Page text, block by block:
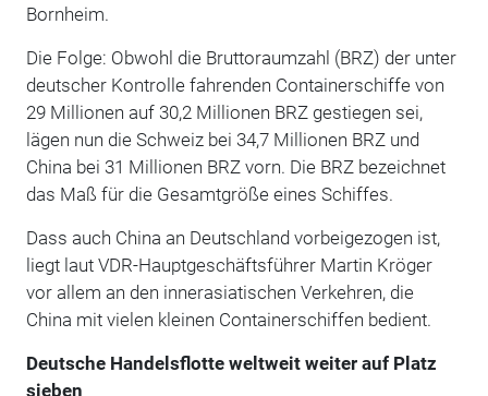
Bornheim.
Die Folge: Obwohl die Bruttoraumzahl (BRZ) der unter
deutscher Kontrolle fahrenden Containerschiffe von
29 Millionen auf 30,2 Millionen BRZ gestiegen sei,
lägen nun die Schweiz bei 34,7 Millionen BRZ und
China bei 31 Millionen BRZ vorn. Die BRZ bezeichnet
das Maß für die Gesamtgröße eines Schiffes.
Dass auch China an Deutschland vorbeigezogen ist,
liegt laut VDR-Hauptgeschäftsführer Martin Kröger
vor allem an den innerasiatischen Verkehren, die
China mit vielen kleinen Containerschiffen bedient.
Deutsche Handelsflotte weltweit weiter auf Platz
sieben